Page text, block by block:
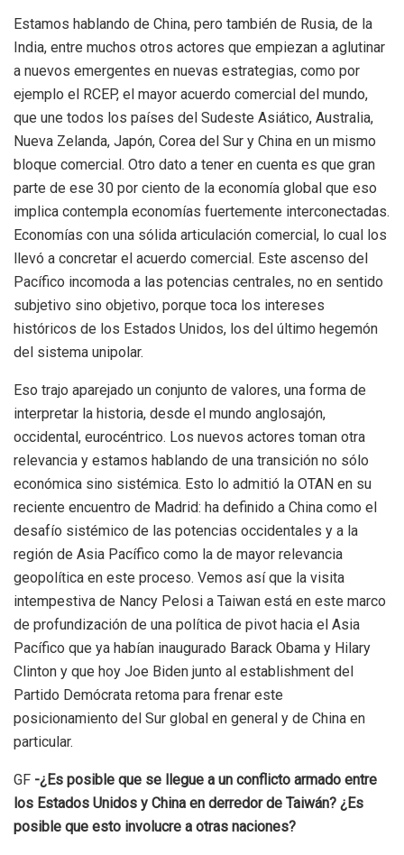
Estamos hablando de China, pero también de Rusia, de la
India, entre muchos otros actores que empiezan a aglutinar
a nuevos emergentes en nuevas estrategias, como por
ejemplo el RCEP, el mayor acuerdo comercial del mundo,
que une todos los países del Sudeste Asiático, Australia,
Nueva Zelanda, Japón, Corea del Sur y China en un mismo
bloque comercial. Otro dato a tener en cuenta es que gran
parte de ese 30 por ciento de la economía global que eso
implica contempla economías fuertemente interconectadas.
Economías con una sólida articulación comercial, lo cual los
llevó a concretar el acuerdo comercial. Este ascenso del
Pacífico incomoda a las potencias centrales, no en sentido
subjetivo sino objetivo, porque toca los intereses
históricos de los Estados Unidos, los del último hegemón
del sistema unipolar.
Eso trajo aparejado un conjunto de valores, una forma de
interpretar la historia, desde el mundo anglosajón,
occidental, eurocéntrico. Los nuevos actores toman otra
relevancia y estamos hablando de una transición no sólo
económica sino sistémica. Esto lo admitió la OTAN en su
reciente encuentro de Madrid: ha definido a China como el
desafío sistémico de las potencias occidentales y a la
región de Asia Pacífico como la de mayor relevancia
geopolítica en este proceso. Vemos así que la visita
intempestiva de Nancy Pelosi a Taiwan está en este marco
de profundización de una política de pivot hacia el Asia
Pacífico que ya habían inaugurado Barack Obama y Hilary
Clinton y que hoy Joe Biden junto al establishment del
Partido Demócrata retoma para frenar este
posicionamiento del Sur global en general y de China en
particular.
GF -¿Es posible que se llegue a un conflicto armado entre
los Estados Unidos y China en derredor de Taiwán? ¿Es
posible que esto involucre a otras naciones?